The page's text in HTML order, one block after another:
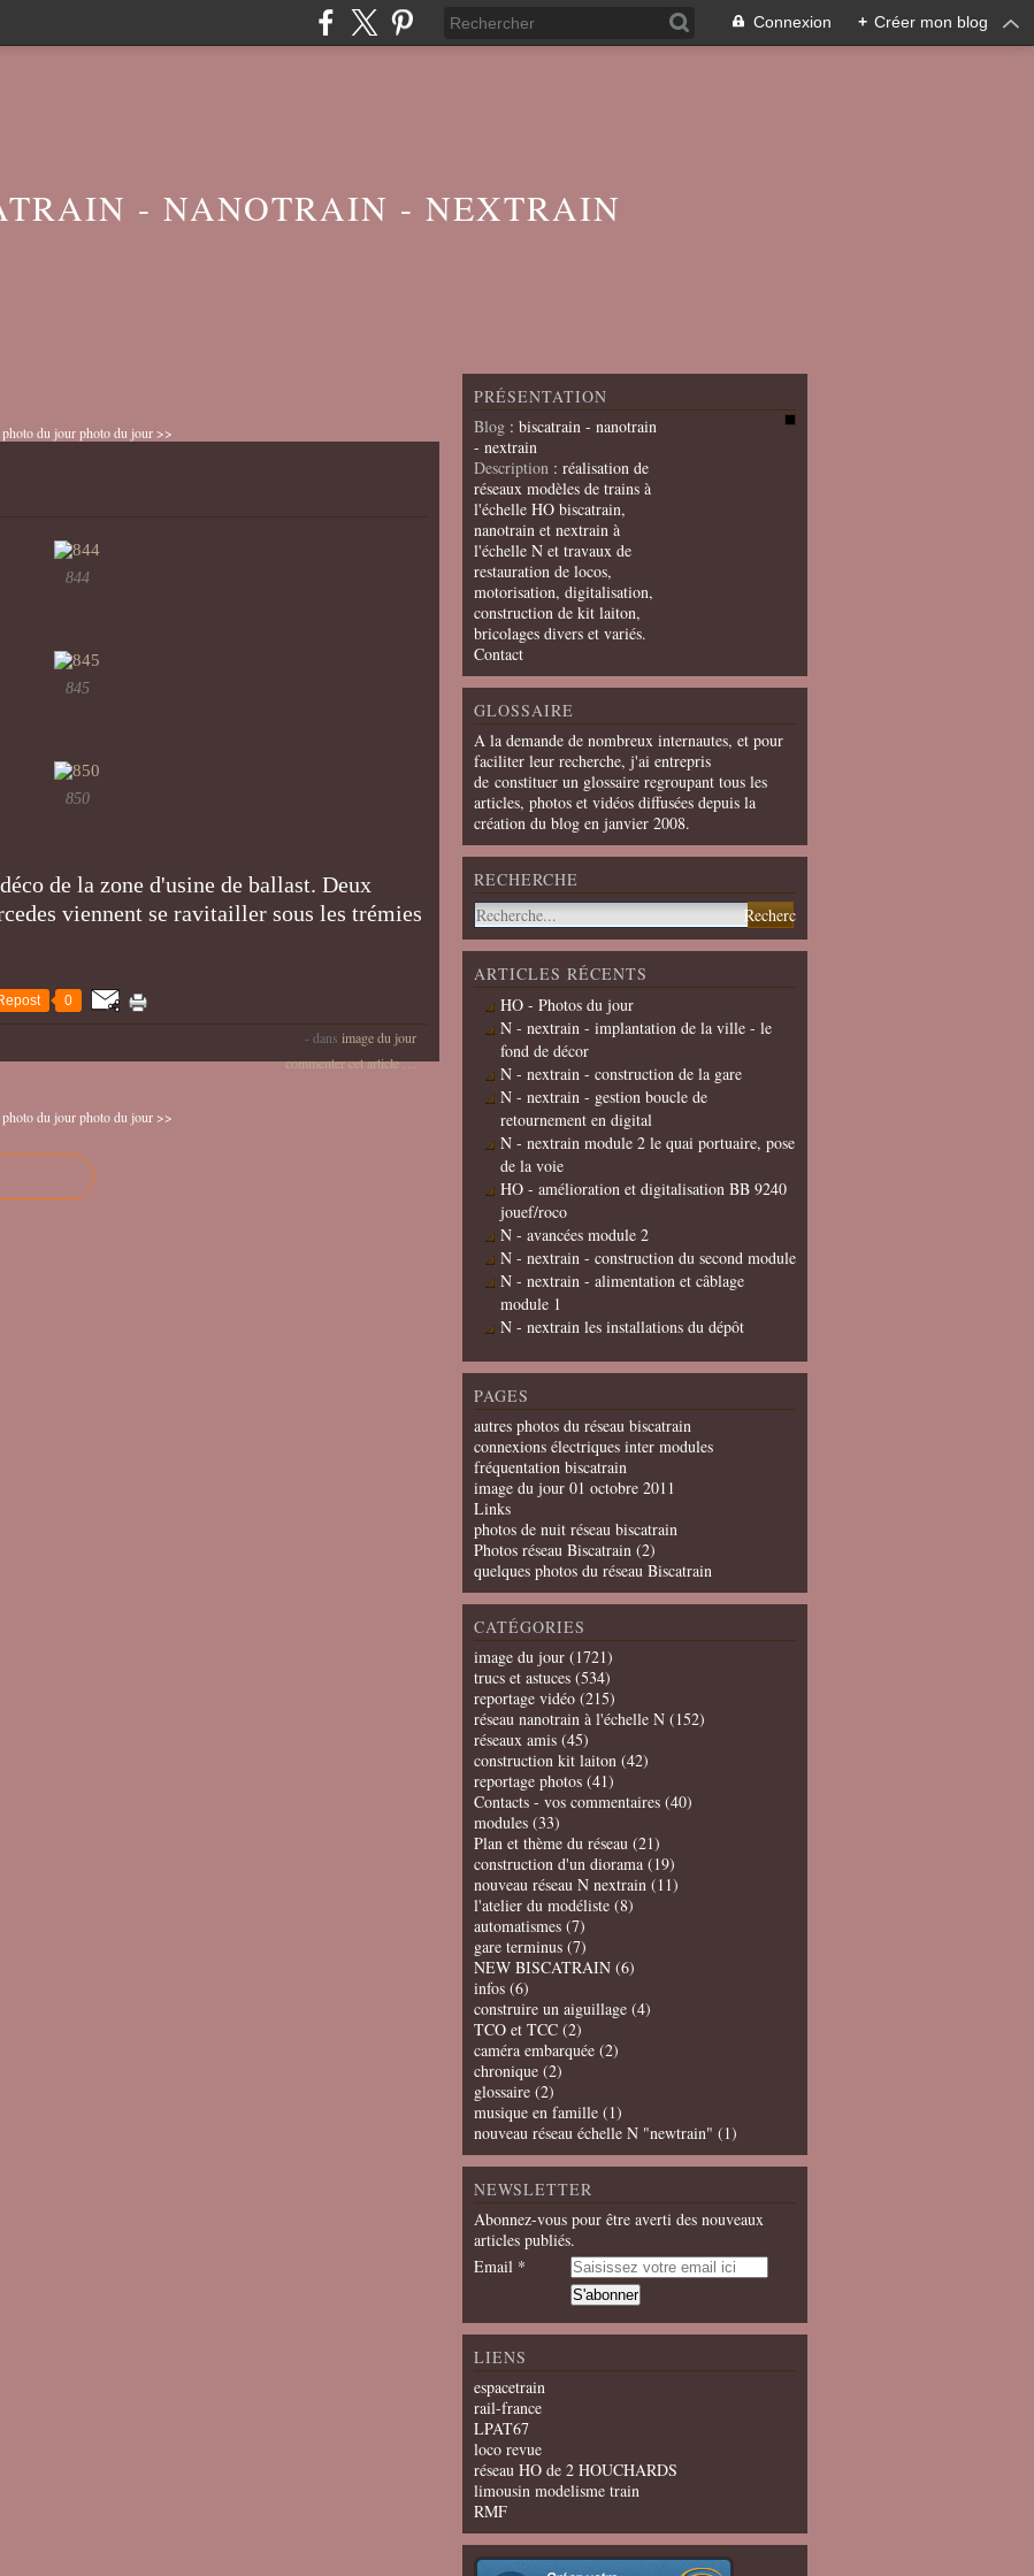
Connexion + Créer mon blog
- NANOTRAIN - NEXTRAIN
du jour photo du jour >>
844
845
850
de la zone d'usine de ballast. Deux
viennent se ravitailler sous les trémies
0
- dans image du jour
commenter cet article…
du jour photo du jour >>
PRÉSENTATION
Blog : biscatrain - nanotrain
- nextrain
Description : réalisation de
réseaux modèles de trains à
l'échelle HO biscatrain,
nanotrain et nextrain à
l'échelle N et travaux de
restauration de locos,
motorisation, digitalisation,
construction de kit laiton,
bricolages divers et variés.
Contact
GLOSSAIRE
A la demande de nombreux internautes, et pour
faciliter leur recherche, j'ai entrepris
de constituer un glossaire regroupant tous les
articles, photos et vidéos diffusées depuis la
création du blog en janvier 2008.
RECHERCHE
ARTICLES RÉCENTS
HO - Photos du jour
N - nextrain - implantation de la ville - le
fond de décor
N - nextrain - construction de la gare
N - nextrain - gestion boucle de
retournement en digital
N - nextrain module 2 le quai portuaire, pose
de la voie
HO - amélioration et digitalisation BB 9240
jouef/roco
N - avancées module 2
N - nextrain - construction du second module
N - nextrain - alimentation et câblage
module 1
N - nextrain les installations du dépôt
PAGES
autres photos du réseau biscatrain
connexions électriques inter modules
fréquentation biscatrain
image du jour 01 octobre 2011
Links
photos de nuit réseau biscatrain
Photos réseau Biscatrain (2)
quelques photos du réseau Biscatrain
CATÉGORIES
image du jour (1721)
trucs et astuces (534)
reportage vidéo (215)
réseau nanotrain à l'échelle N (152)
réseaux amis (45)
construction kit laiton (42)
reportage photos (41)
Contacts - vos commentaires (40)
modules (33)
Plan et thème du réseau (21)
construction d'un diorama (19)
nouveau réseau N nextrain (11)
l'atelier du modéliste (8)
automatismes (7)
gare terminus (7)
NEW BISCATRAIN (6)
infos (6)
construire un aiguillage (4)
TCO et TCC (2)
caméra embarquée (2)
chronique (2)
glossaire (2)
musique en famille (1)
nouveau réseau échelle N "newtrain" (1)
NEWSLETTER
Abonnez-vous pour être averti des nouveaux
articles publiés.
Email
LIENS
espacetrain
rail-france
LPAT67
loco revue
réseau HO de 2 HOUCHARDS
limousin modelisme train
RMF